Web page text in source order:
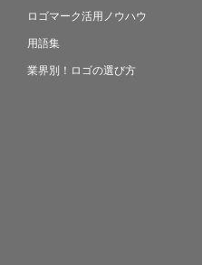
ロゴマーク活用ノウハウ
用語集
業界別！ロゴの選び方